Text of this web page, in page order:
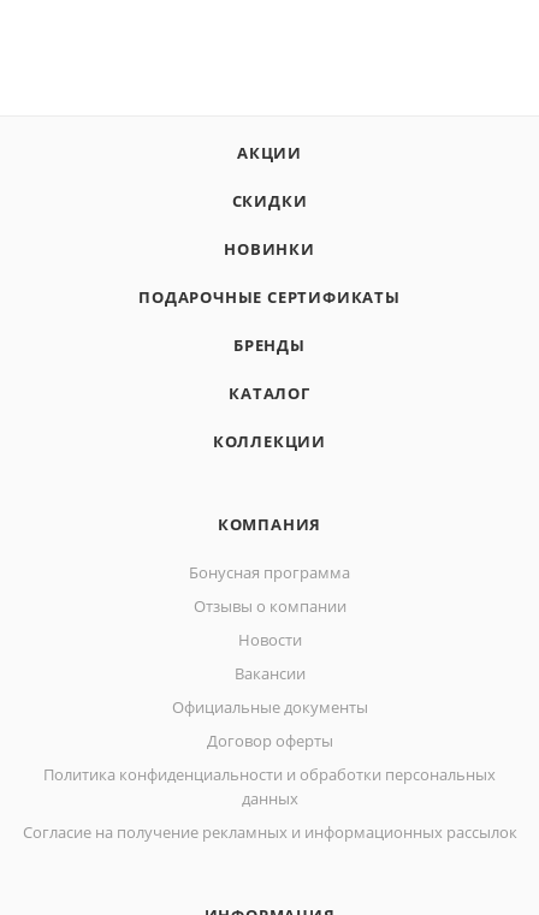
АКЦИИ
СКИДКИ
НОВИНКИ
ПОДАРОЧНЫЕ СЕРТИФИКАТЫ
БРЕНДЫ
КАТАЛОГ
КОЛЛЕКЦИИ
КОМПАНИЯ
Бонусная программа
Отзывы о компании
Новости
Вакансии
Официальные документы
Договор оферты
Политика конфиденциальности и обработки персональных
данных
Согласие на получение рекламных и информационных рассылок